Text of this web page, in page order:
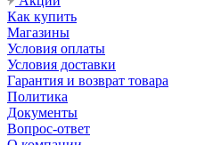
Как купить
Магазины
Условия оплаты
Условия доставки
Гарантия и возврат товара
Политика
Документы
Вопрос-ответ